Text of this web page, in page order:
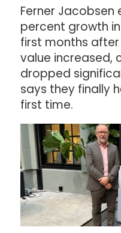
Ferner Jacobsen
percent growth
first months
value increased,
dropped
says they finally
first time.